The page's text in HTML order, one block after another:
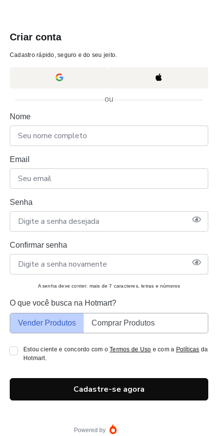
Criar conta
Cadastro rápido, seguro e do seu jeito.
ou
Nome
Email
Senha
Confirmar senha
A senha deve conter: mais de 7 caracteres, letras e números
O que você busca na Hotmart?
Vender Produtos Comprar Produtos
Estou ciente e concordo com oTermos de Uso e com a Políticas da
Hotmart.
Cadastre-se agora
Powered by